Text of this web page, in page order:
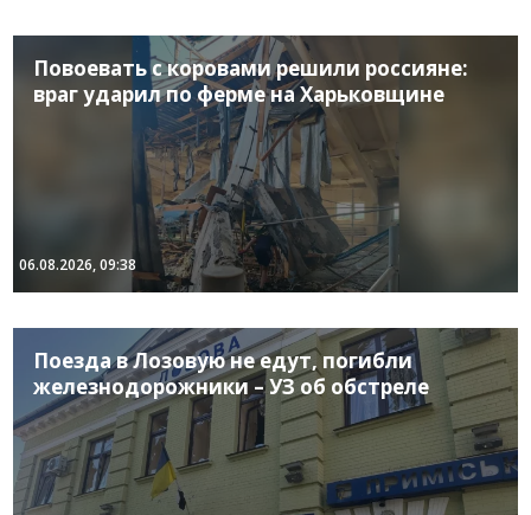
Повоевать с коровами решили россияне:
враг ударил по ферме на Харьковщине
06.08.2026, 09:38
Поезда в Лозовую не едут, погибли
железнодорожники – УЗ об обстреле